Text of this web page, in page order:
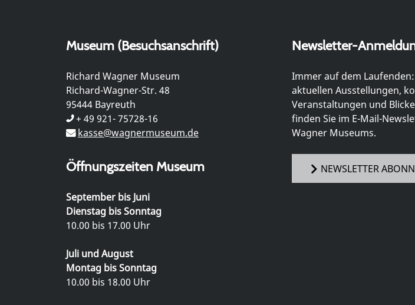
Museum (Besuchsanschrift)
Richard Wagner Museum
Richard-Wagner-Str. 48
95444 Bayreuth
+ 49 921- 75728-16
kasse@wagnermuseum.de
Öffnungszeiten Museum
September bis Juni
Dienstag bis Sonntag
10.00 bis 17.00 Uhr
Juli und August
Montag bis Sonntag
10.00 bis 18.00 Uhr
Newsletter-
Immer auf dem
aktuellen Ausstellungen,
Veranstaltungen und
finden Sie im E-Mail-
Wagner Museums.
NEWSLETTER